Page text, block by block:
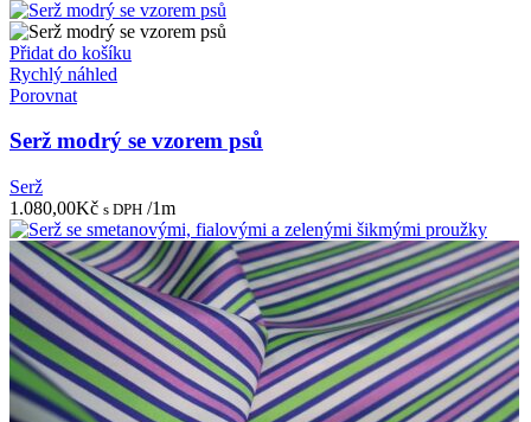
Přidat do košíku
Rychlý náhled
Porovnat
Serž modrý se vzorem psů
Serž
1.080,00Kč s DPH /1m